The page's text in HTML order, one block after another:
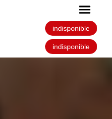
indisponible
indisponible